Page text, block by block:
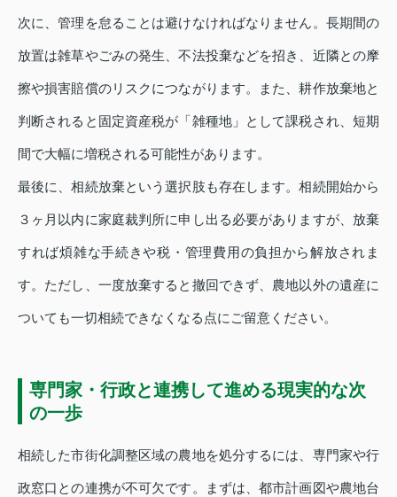
次に、管理を怠ることは避けなければなりません。長期間の
放置は雑草やごみの発生、不法投棄などを招き、近隣との摩
擦や損害賠償のリスクにつながります。また、耕作放棄地と
判断されると固定資産税が「雑種地」として課税され、短期
間で大幅に増税される可能性があります。
最後に、相続放棄という選択肢も存在します。相続開始から
３ヶ月以内に家庭裁判所に申し出る必要がありますが、放棄
すれば煩雑な手続きや税・管理費用の負担から解放されま
す。ただし、一度放棄すると撤回できず、農地以外の遺産に
ついても一切相続できなくなる点にご留意ください。
専門家・行政と連携して進める現実的な次
の一歩
相続した市街化調整区域の農地を処分するには、専門家や行
政窓口との連携が不可欠です。まずは、都市計画図や農地台